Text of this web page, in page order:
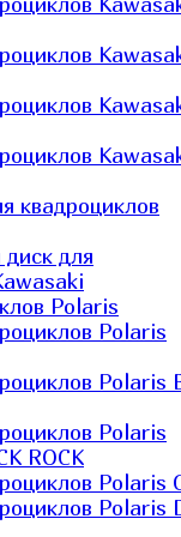
квадроциклов
для
Polaris
Polaris
Polaris
Polaris
ROCK
Polaris
Polaris